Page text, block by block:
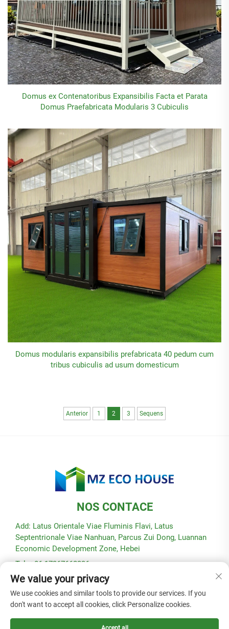
Domus ex Contenatoribus Expansibilis Facta et Parata
Domus Praefabricata Modularis 3 Cubiculis
Domus modularis expansibilis prefabricata 40 pedum cum
tribus cubiculis ad usum domesticum
Anterior 1 2 3 Sequens
NOS CONTACE
Add: Latus Orientale Viae Fluminis Flavi, Latus
Septentrionale Viae Nanhuan, Parcus Zui Dong, Luannan
Economic Development Zone, Hebei
Tel: +86-17367662336
E-mail: [email protected]
Co., Ltd. -Politica Privata
We value your privacy
We use cookies and similar tools to provide our services. If you
don't want to accept all cookies, click Personalize cookies.